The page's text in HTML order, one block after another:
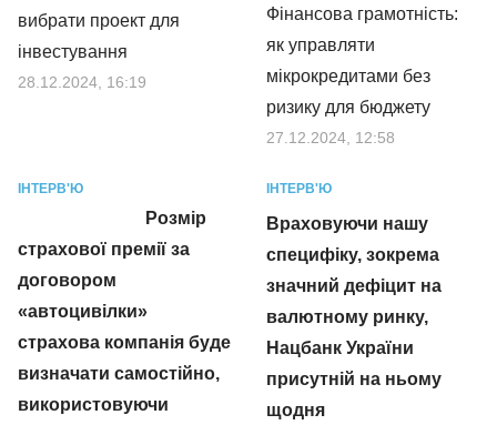
вибрати проект для
інвестування
28.12.2024, 16:19
Фінансова грамотність:
як управляти
мікрокредитами без
ризику для бюджету
27.12.2024, 12:58
ІНТЕРВ'Ю
Розмір
страхової премії за
договором
«автоцивілки»
страхова компанія буде
визначати самостійно,
використовуючи
ІНТЕРВ'Ю
Враховуючи нашу
специфіку, зокрема
значний дефіцит на
валютному ринку,
Нацбанк України
присутній на ньому
щодня